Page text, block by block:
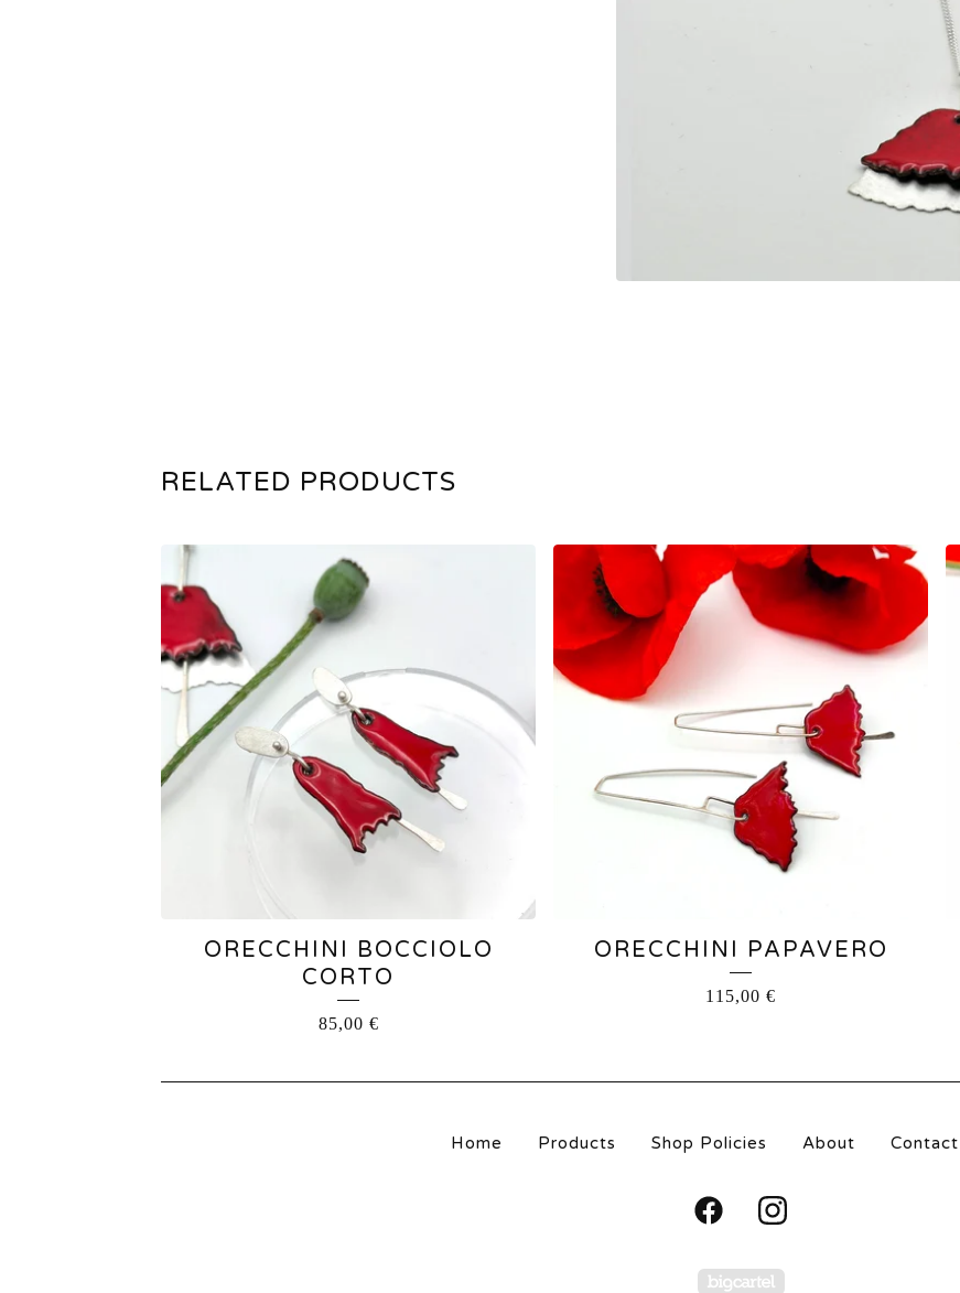
RELATED PRODUCTS
ORECCHINI BOCCIOLO
CORTO
85,00 €
ORECCHINI PAPAVERO
115,00 €
Home Products Shop Policies About Contact
Powered by Big